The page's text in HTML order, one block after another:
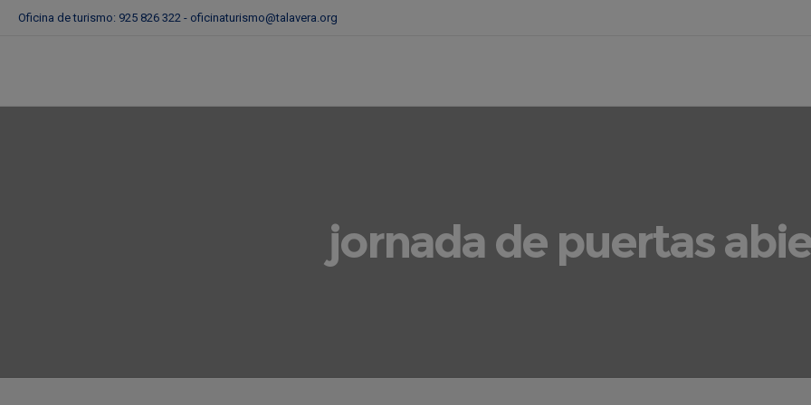
Oficina de turismo: 925 826 322 - oficinaturismo@talavera.org
jornada de puertas